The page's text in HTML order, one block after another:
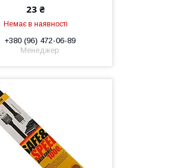
23 ₴
Немає в наявності
+380 (96) 472-06-89
Менеджер